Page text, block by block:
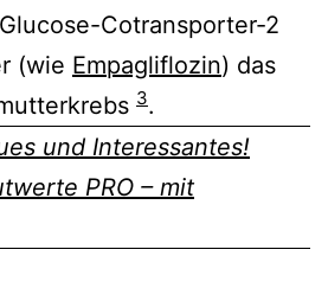
Cotransporter-2
(wie Empagliflozin) das
3.
und Interessantes!
PRO – mit